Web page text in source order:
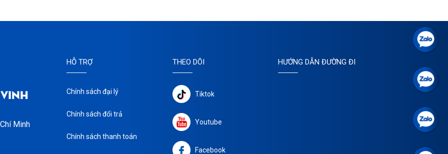
Minh
HỖ TRỢ
Chính sách đại lý
Chính sách đổi trả
Chính sách thanh toán
THEO DÕI
Tiktok
Youtube
Facebook
HƯỚNG DẪN ĐƯỜNG ĐI